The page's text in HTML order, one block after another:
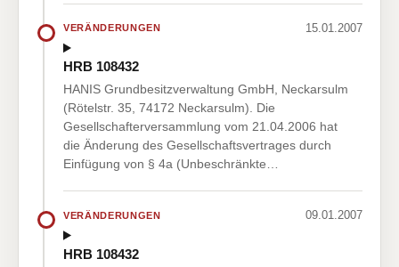
VERÄNDERUNGEN 15.01.2007
HRB 108432
HANIS Grundbesitzverwaltung GmbH, Neckarsulm
(Rötelstr. 35, 74172 Neckarsulm). Die
Gesellschafterversammlung vom 21.04.2006 hat
die Änderung des Gesellschaftsvertrages durch
Einfügung von § 4a (Unbeschränkte…
VERÄNDERUNGEN 09.01.2007
HRB 108432